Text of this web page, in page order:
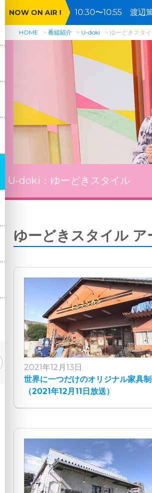
NOW ON AIR !
10:30〜10:55 渡辺
市
HOME 番組紹介 U-doki ゆーどきスタ
U-doki： ゆーどきスタイル
ゆーどきスタイル ア
2021年12月13日
世界に一つだけのオリジナル家具
（2021年12月11日放送）